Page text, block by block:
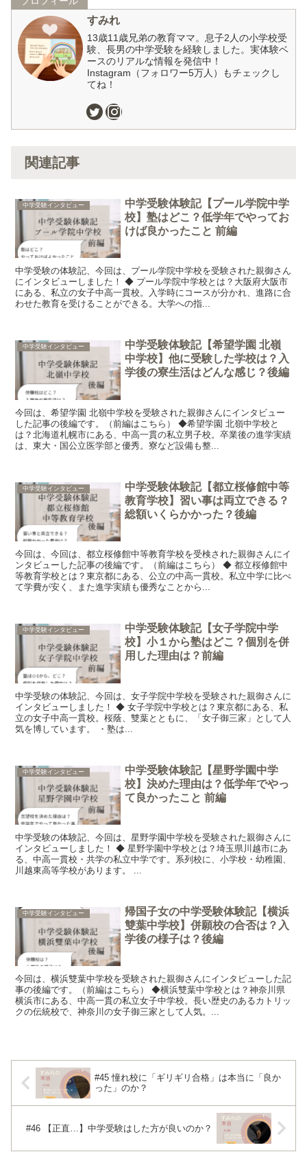
すみれ
13歳11歳兄弟の教育ママ。息子2人の小学校受
験、長男の中学受験を経験しました。実体験ベ
ースのリアルな情報を発信中！
Instagram（フォロワー5万人）もチェックし
てね！
関連記事
中学受験インタビュー
中学受験体験記【プール学院中学
校】塾はどこ？低学年でやってお
けば良かったこと 前編
中学受験の体験記、今回は、プール学院中学校を受験された親御さん
にインタビューしました！ ◆ プール学院中学校とは？大阪府大阪市
にある、私立の女子中高一貫校。入学時にコースが分かれ、進路に合
わせた教育を受けることができる。大学への指...
中学受験インタビュー
中学受験体験記【希望学園 北嶺
中学校】他に受験した学校は？入
学後の寮生活はどんな感じ？後編
今回は、希望学園 北嶺中学校を受験された親御さんにインタビュー
した記事の後編です。（前編はこちら） ◆希望学園 北嶺中学校と
は？北海道札幌市にある、中高一貫の私立男子校。卒業後の進学実績
は、東大・国公立医学部と優秀。寮など設備も整...
中学受験インタビュー
中学受験体験記【都立桜修館中等
教育学校】習い事は両立できる？
総額いくらかかった？後編
今回は、今回は、都立桜修館中等教育学校を受検された親御さんにイ
ンタビューした記事の後編です。（前編はこちら） ◆ 都立桜修館中
等教育学校とは？東京都にある、公立の中高一貫校。私立中学に比べ
て学費が安く、また進学実績も優秀なことから...
中学受験インタビュー
中学受験体験記【女子学院中学
校】小１から塾はどこ？個別を併
用した理由は？前編
中学受験の体験記、今回は、女子学院中学校を受験された親御さんに
インタビューしました！ ◆ 女子学院中学校とは？東京都にある、私
立の女子中高一貫校。桜蔭、雙葉とともに、「女子御三家」として人
気を博しています。 ・塾は...
中学受験インタビュー
中学受験体験記【星野学園中学
校】決めた理由は？低学年でやっ
て良かったこと 前編
中学受験の体験記、今回は、星野学園中学校を受験された親御さんに
インタビューしました！ ◆ 星野学園中学校とは？埼玉県川越市にあ
る、中高一貫校・共学の私立中学です。系列校に、小学校・幼稚園、
川越東高等学校があります。 ...
中学受験インタビュー
帰国子女の中学受験体験記【横浜
雙葉中学校】併願校の合否は？入
学後の様子は？後編
今回は、横浜雙葉中学校を受験された親御さんにインタビューした記
事の後編です。（前編はこちら） ◆横浜雙葉中学校とは？神奈川県
横浜市にある、中高一貫の私立女子中学校。長い歴史のあるカトリッ
クの伝統校で、神奈川の女子御三家として人気。...
#45 憧れ校に「ギリギリ合格」は本当に「良か
った」のか？
#46 【正直…】中学受験はした方が良いのか？